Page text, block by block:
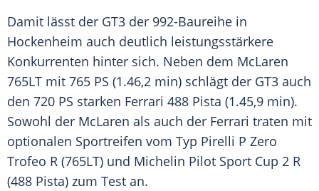
Damit lässt der GT3 der 992-Baureihe in
Hockenheim auch deutlich leistungsstärkere
Konkurrenten hinter sich. Neben dem McLaren
765LT mit 765 PS (1.46,2 min) schlägt der GT3 auch
den 720 PS starken Ferrari 488 Pista (1.45,9 min).
Sowohl der McLaren als auch der Ferrari traten mit
optionalen Sportreifen vom Typ Pirelli P Zero
Trofeo R (765LT) und Michelin Pilot Sport Cup 2 R
(488 Pista) zum Test an.